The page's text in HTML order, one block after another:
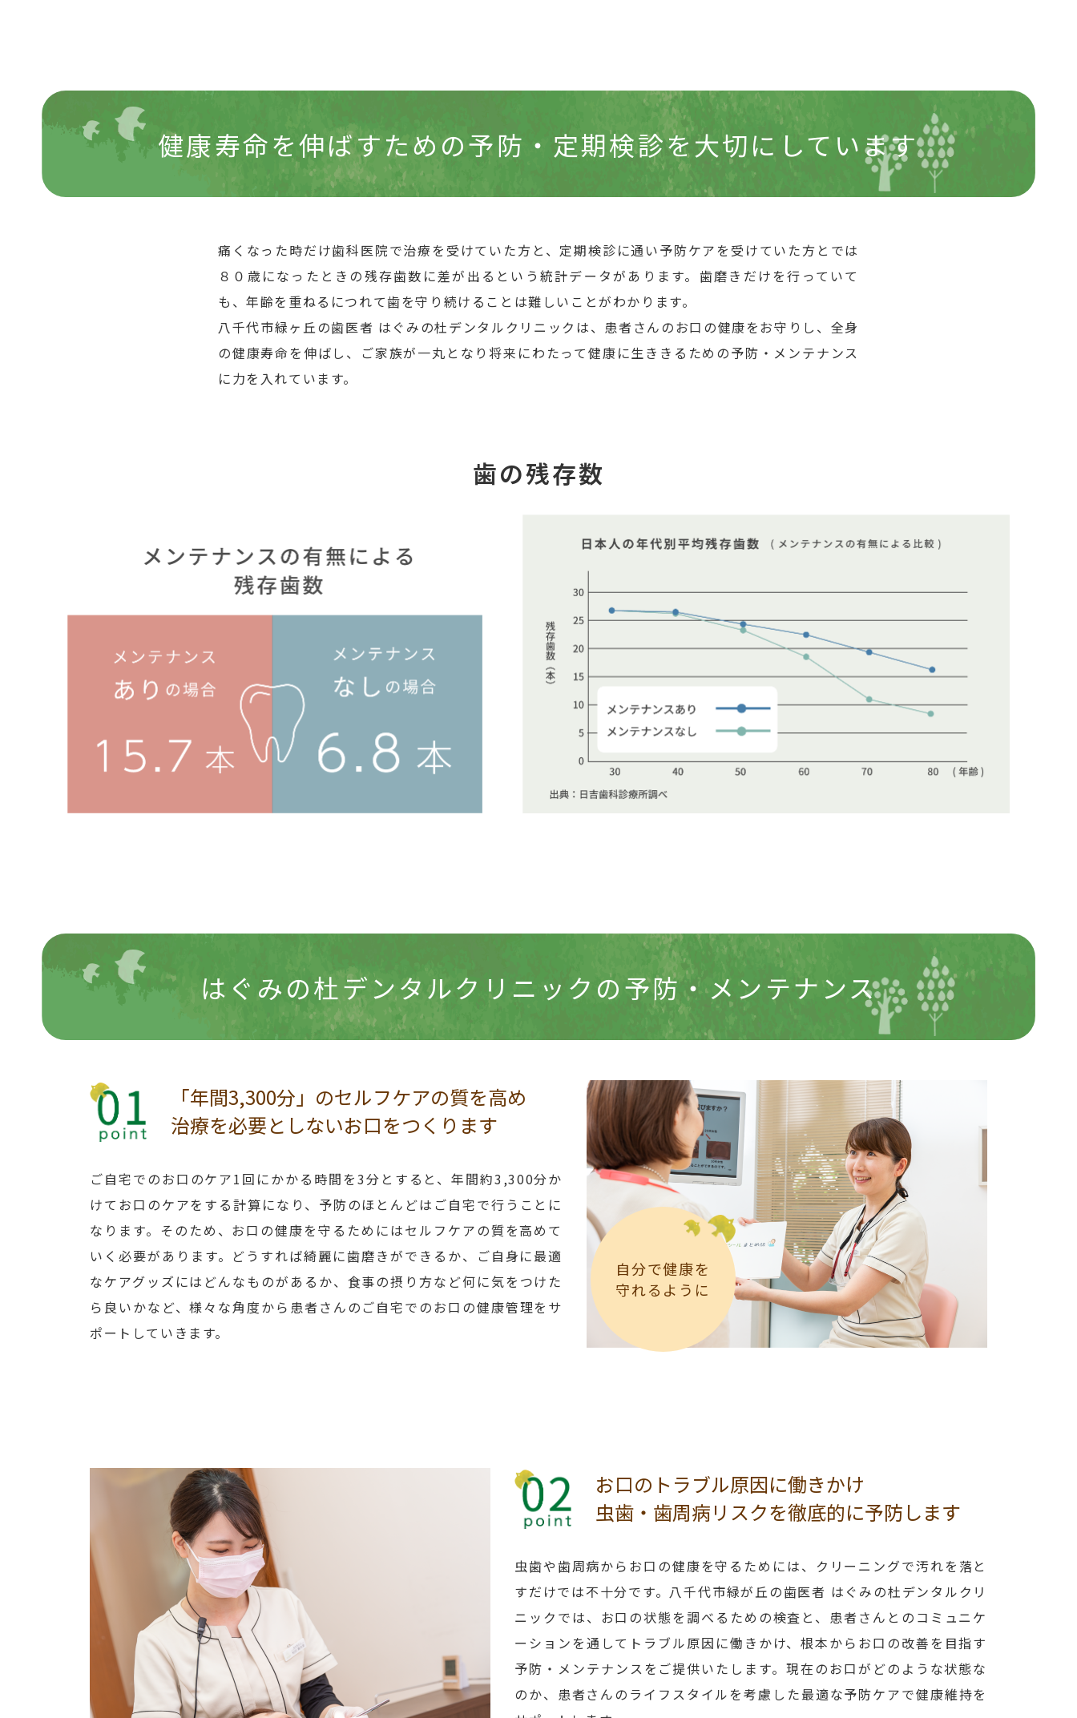
健康寿命を伸ばすための予防・ 定期検診を大切にしています
痛くなった時だけ歯科医院で治療を受けていた方と、定期検診に通い予防ケアを受けていた方とでは
８０歳になったときの残存歯数に差が出るという統計データがあります。歯磨きだけを行っていて
も、年齢を重ねるにつれて歯を守り続けることは難しいことがわかります。
八千代市緑ヶ丘の歯医者 はぐみの杜デンタルクリニックは、患者さんのお口の健康をお守りし、全身
の健康寿命を伸ばし、ご家族が一丸となり将来にわたって健康に生ききるための予防・メンテナンス
に力を入れています。
歯の残存数
はぐみの杜デンタルクリニックの予防・メンテナンス
「年間3,300分」のセルフケアの質を高め
治療を必要としないお口をつくります
ご自宅でのお口のケア1回にかかる時間を3分とすると、年間約3,300分か
けてお口のケアをする計算になり、予防のほとんどはご自宅で行うことに
なります。そのため、お口の健康を守るためにはセルフケアの質を高めて
いく必要があります。どうすれば綺麗に歯磨きができるか、ご自身に最適
なケアグッズにはどんなものがあるか、食事の摂り方など何に気をつけた
ら良いかなど、様々な角度から患者さんのご自宅でのお口の健康管理をサ
ポートしていきます。
自分で健康を
守れるように
お口のトラブル原因に働きかけ
虫歯・歯周病リスクを徹底的に予防します
虫歯や歯周病からお口の健康を守るためには、クリーニングで汚れを落と
すだけでは不十分です。八千代市緑が丘の歯医者 はぐみの杜デンタルクリ
ニックでは、お口の状態を調べるための検査と、患者さんとのコミュニケ
ーションを通してトラブル原因に働きかけ、根本からお口の改善を目指す
予防・メンテナンスをご提供いたします。現在のお口がどのような状態な
のか、患者さんのライフスタイルを考慮した最適な予防ケアで健康維持を